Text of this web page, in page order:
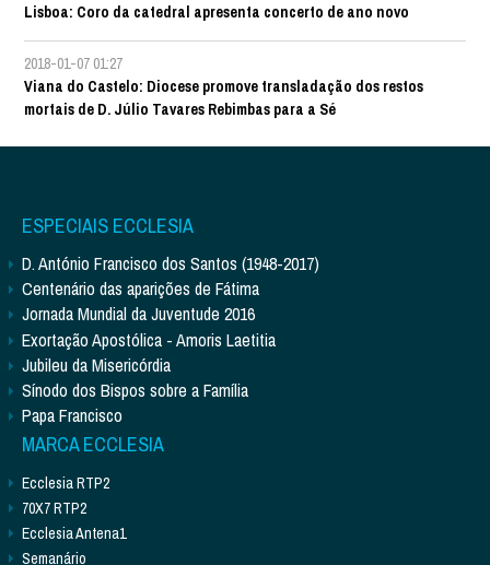
Lisboa: Coro da catedral apresenta concerto de ano novo
2018-01-07 01:27
Viana do Castelo: Diocese promove transladação dos restos
mortais de D. Júlio Tavares Rebimbas para a Sé
ESPECIAIS ECCLESIA
D. António Francisco dos Santos (1948-2017)
Centenário das aparições de Fátima
Jornada Mundial da Juventude 2016
Exortação Apostólica - Amoris Laetitia
Jubileu da Misericórdia
Sínodo dos Bispos sobre a Família
Papa Francisco
MARCA ECCLESIA
Ecclesia RTP2
70X7 RTP2
Ecclesia Antena1
Semanário